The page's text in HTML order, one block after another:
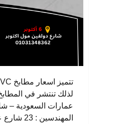
المهندسين : 23 شارع عبد الحميد لطفى – متفرع من …